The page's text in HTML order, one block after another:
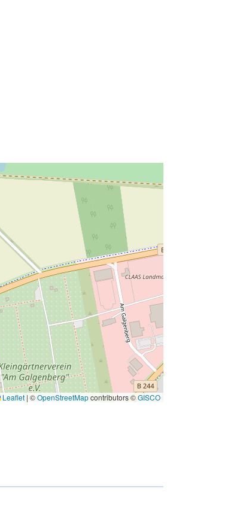
Leaflet | ©OpenStreetMapcontributors ©GISCO
a6f053-59d6-499d-bbb7-